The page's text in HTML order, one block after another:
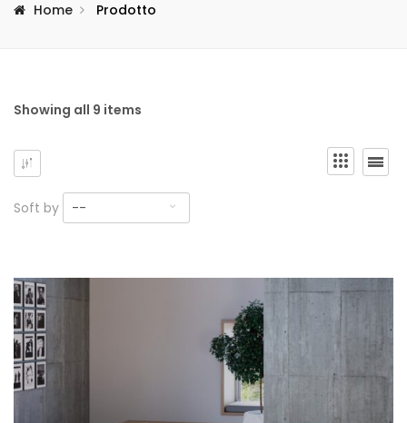
Home Prodotto
Showing all 9 items
Soft by --